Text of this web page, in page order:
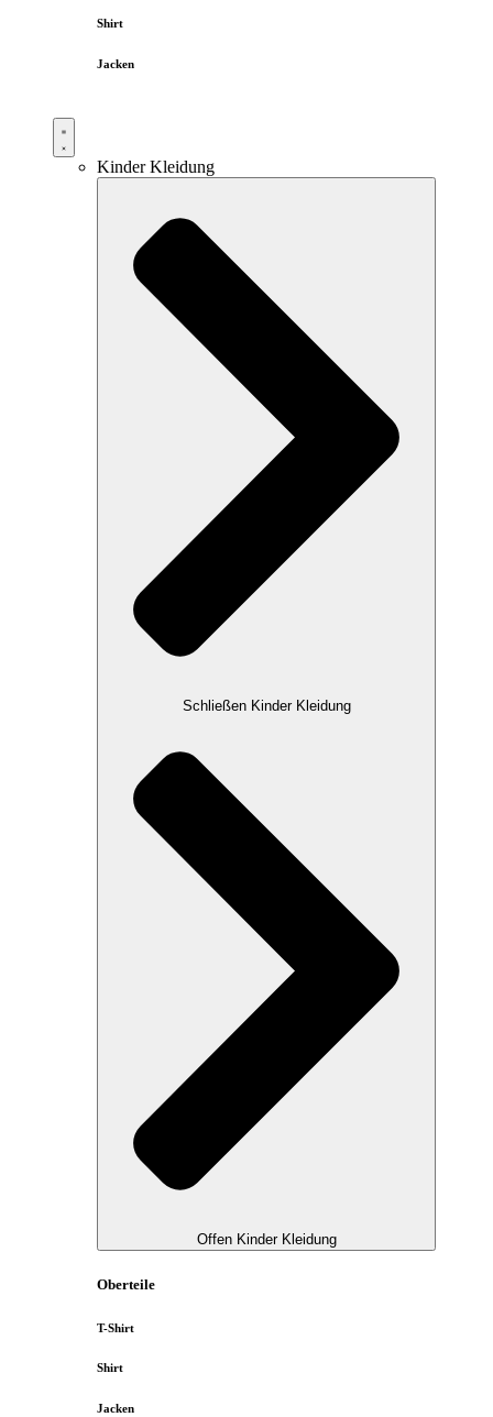
Shirt
Jacken
Kinder Kleidung
Schließen Kinder Kleidung
Offen Kinder Kleidung
Oberteile
T-Shirt
Shirt
Jacken